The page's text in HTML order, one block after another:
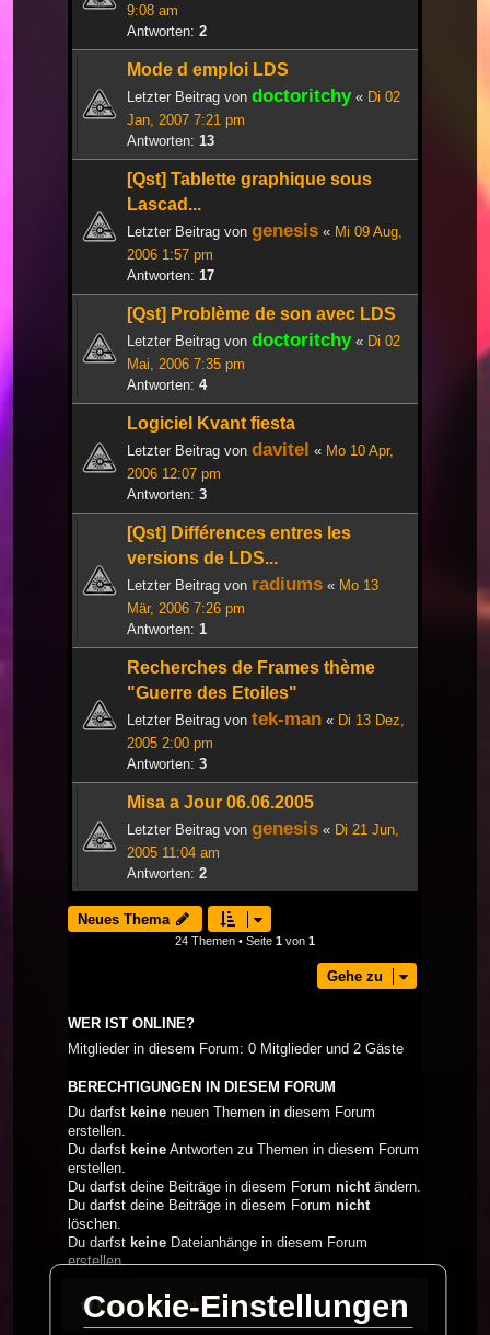
9:08 am
Antworten: 2
Mode d emploi LDS
Letzter Beitrag von doctoritchy« Di 02
Jan, 2007 7:21 pm
Antworten: 13
[Qst] Tablette graphique sous
Lascad...
Letzter Beitrag von genesis « Mi 09 Aug,
2006 1:57 pm
Antworten: 17
[Qst] Problème de son avec LDS
Letzter Beitrag von doctoritchy« Di 02
Mai, 2006 7:35 pm
Antworten: 4
Logiciel Kvant fiesta
Letzter Beitrag von davitel « Mo 10 Apr,
2006 12:07 pm
Antworten: 3
[Qst] Différences entres les
versions de LDS...
Letzter Beitrag von radiums « Mo 13
Mär, 2006 7:26 pm
Antworten: 1
Recherches de Frames thème
"Guerre des Etoiles"
Letzter Beitrag von tek-man « Di 13 Dez,
2005 2:00 pm
Antworten: 3
Misa a Jour 06.06.2005
Letzter Beitrag von genesis « Di 21 Jun,
2005 11:04 am
Antworten: 2
Neues Thema
24 Themen • Seite 1 von 1
Gehe zu
WER IST ONLINE?
Mitglieder in diesem Forum: 0 Mitglieder und 2 Gäste
BERECHTIGUNGEN IN DIESEM FORUM
Du darfst keine neuen Themen in diesem Forum
erstellen.
Du darfst keine Antworten zu Themen in diesem Forum
erstellen.
Du darfst deine Beiträge in diesem Forum nichtändern.
Du darfst deine Beiträge in diesem Forum nicht
löschen.
Du darfst keine Dateianhänge in diesem Forum
erstellen.
LaserFreak.net Forum
Cookie-Einstellungen